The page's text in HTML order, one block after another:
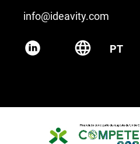
info@ideavity.com
PT